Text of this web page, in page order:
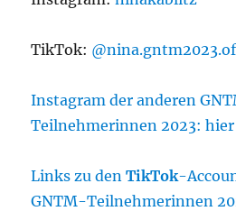
TikTok:
Instagram der anderen
Teilnehmerinnen 2023: hier
Links zu denTikTok-
GNTM-Teilnehmerinnen